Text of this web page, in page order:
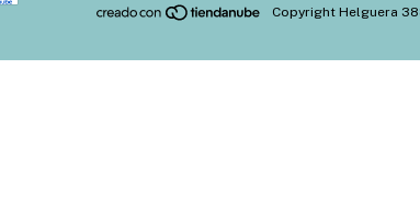
Copyright Helguera